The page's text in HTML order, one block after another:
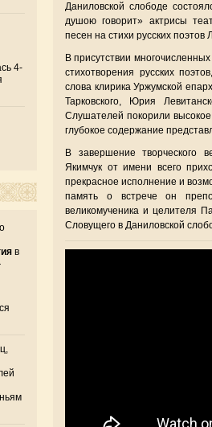
Даниловской слободе
душою говорит» актрисы
песен на стихи русских
В присутствии
стихотворения русских
слова клирика Уржумской
Тарковского, Юрия
Слушателей покорили
глубокое содержание
В завершение творческого
Якимчук от имени всего
прекрасное исполнение и
память о встрече он
великомученика и целителя
Словущего в Даниловской
4-
в